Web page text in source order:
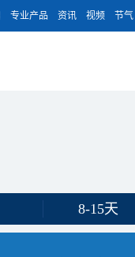
专业产品 资讯 视频 节气
8-15天